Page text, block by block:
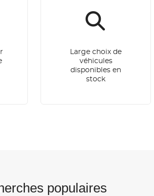
Large choix de
véhicules
disponibles en
stock
populaires